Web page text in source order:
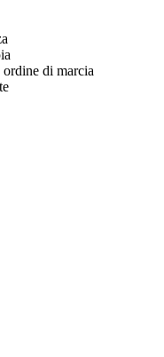
ordine di marcia